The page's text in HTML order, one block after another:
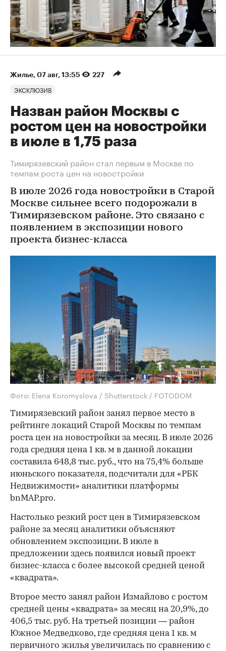
Жилье 07 авг, 13:55 227
ЭКСКЛЮЗИВ
Назван район Москвы с
ростом цен на новостройки
в июле в 1,75 раза
Тимирязевский район стал первым в Москве по
темпам роста цен на новостройки
В июле 2026 года новостройки в Старой
Москве сильнее всего подорожали в
Тимирязевском районе. Это связано с
появлением в экспозиции нового
проекта бизнес-класса
Фото: Elena Koromyslova / Shutterstock / FOTODOM
Тимирязевский район занял первое место в
рейтинге локаций Старой Москвы по темпам
роста цен на новостройки за месяц. В июле 2026
года средняя цена 1 кв. м в данной локации
составила 648,8 тыс. руб., что на 75,4% больше
июньского показателя, подсчитали для «РБК
Недвижимости» аналитики платформы
bnMAP.pro.
Настолько резкий рост цен в Тимирязевском
районе за месяц аналитики объясняют
обновлением экспозиции. В июле в
предложении здесь появился новый проект
бизнес-класса с более высокой средней ценой
«квадрата».
Второе место занял район Измайлово с ростом
средней цены «квадрата» за месяц на 20,9%, до
406,5 тыс. руб. На третьей позиции — район
Южное Медведково, где средняя цена 1 кв. м
первичного жилья увеличилась по сравнению с